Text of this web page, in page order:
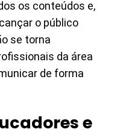
os conteúdos e,
o público
se torna
da área
de forma
e